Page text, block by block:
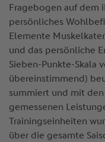
Fragebogen auf dem
persönliches
Elemente
und das persönliche
Sieben-Punkte-Skala
übereinstimmend)
summiert und mit
gemessenen
Trainingseinheiten
über die gesamte